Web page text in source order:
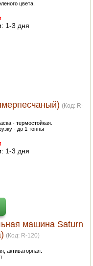
цвета.
1-3 дня
(Код: R-
- термостойкая.
- до 1 тонны
1-3 дня
машина Saturn
(Код: R-120)
активаторная.